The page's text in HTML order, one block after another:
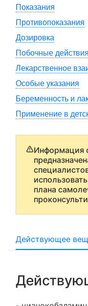
Показания
Противопоказания
Дозировка
Побочные действия
Лекарственное
Особые указания
Беременность и
Применение в
Информация
плана
Действующее